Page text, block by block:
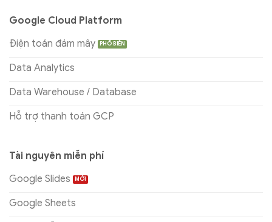
Google Cloud Platform
Điện toán đám mây
Data Analytics
Data Warehouse / Database
Hỗ trợ thanh toán GCP
Tài nguyên miễn phí
Google Slides
Google Sheets